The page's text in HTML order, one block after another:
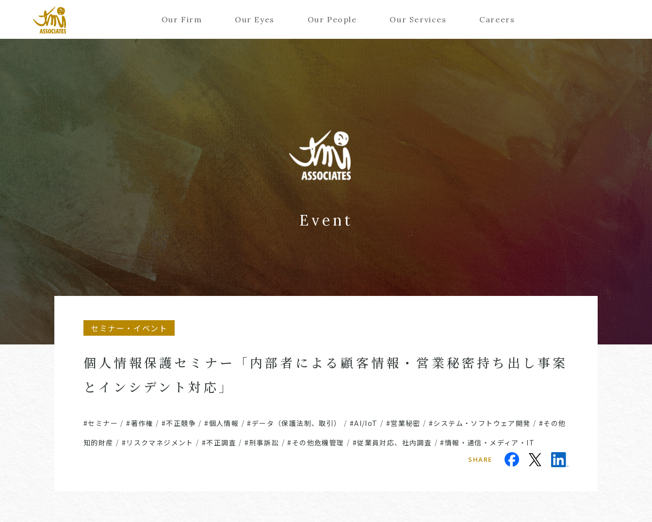
Our Firm Our Eyes Our People Our Services Careers
Event
セミナー・イベント
個人情報保護セミナー「内部者による顧客情報・営業秘密持ち出し事案
とインシデント対応」
#セミナー /#著作権 /#不正競争 /#個人情報 /#データ（保護法制、取引） / #AI/IoT / #営業秘密 /#システム・ソフトウェア開発 / #その他
知的財産 / #リスクマネジメント /#不正調査 /#刑事訴訟 /#その他危機管理 / #従業員対応、社内調査 /#情報・通信・メディア・IT
SHARE